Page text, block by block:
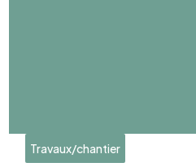
Travaux/chantier